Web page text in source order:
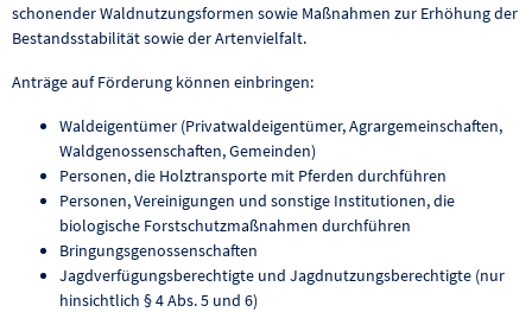
schonender Waldnutzungsformen sowie Maßnahmen zur Erhöhung der
Bestandsstabilität sowie der Artenvielfalt.
Anträge auf Förderung können einbringen:
Waldeigentümer (Privatwaldeigentümer, Agrargemeinschaften,
Waldgenossenschaften, Gemeinden)
Personen, die Holztransporte mit Pferden durchführen
Personen, Vereinigungen und sonstige Institutionen, die
biologische Forstschutzmaßnahmen durchführen
Bringungsgenossenschaften
Jagdverfügungsberechtigte und Jagdnutzungsberechtigte (nur
hinsichtlich § 4 Abs. 5 und 6)